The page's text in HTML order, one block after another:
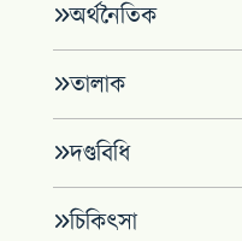
অর্থনৈতিক
তালাক
দণ্ডবিধি
চিকিৎসা